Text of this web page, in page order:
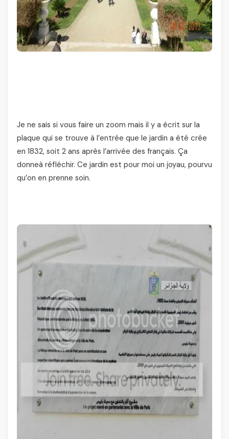
Je ne sais si vous faire un zoom mais il y a écrit sur la
plaque qui se trouve à l’entrée que le jardin a été crée
en 1832, soit 2 ans après l’arrivée des français. Ça
donneà réfléchir. Ce jardin est pour moi un joyau, pourvu
qu’on en prenne soin.